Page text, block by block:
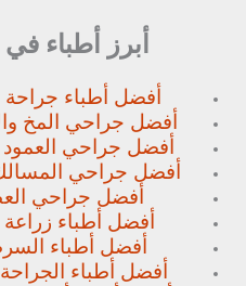
أبرز أطباء
أفضل أطباء جراحة
أفضل جراحي المخ
أفضل جراحي العمود
أفضل جراحي المسالك
أفضل جراحي
أفضل أطباء زراعة
أفضل أطباء
أفضل أطباء